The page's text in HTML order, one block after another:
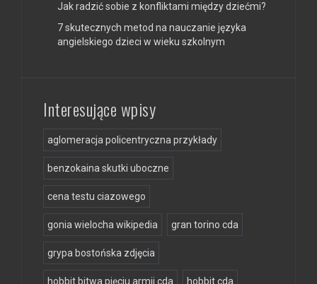
Jak radzić sobie z konfliktami między dziećmi?
7 skutecznych metod na nauczanie języka
angielskiego dzieci w wieku szkolnym
Interesujące wpisy
aglomeracja policentryczna przykłady
benzokaina skutki uboczne
cena testu ciazowego
gonia wielocha wikipedia gran torino cda
grypa bostońska zdjęcia
hobbit bitwa pięciu armii cda hobbit cda